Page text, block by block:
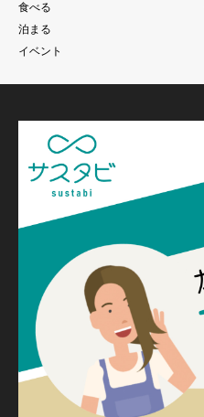
食べる
泊まる
イベント